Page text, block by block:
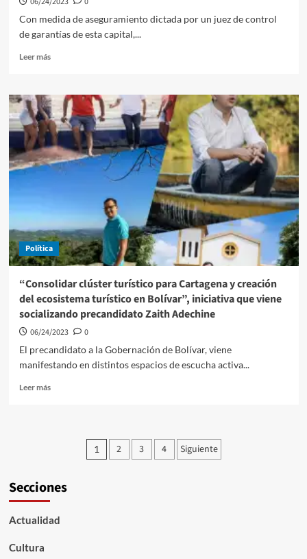
Con medida de aseguramiento dictada por un juez de control
de garantías de esta capital,...
Leer másLeer
Judicializan
a
integrantes
de
subestructura
al
servicio
del
en
Bolívar
y
Política
“Consolidar clúster turístico para Cartagena y creación
del ecosistema turístico en Bolívar”, iniciativa que viene
socializando precandidato Zaith Adechine
06/24/2023
0
El precandidato a la Gobernación de Bolívar, viene
manifestando en distintos espacios de escucha activa...
Leer másLeer
y
creación
del
Paginación
1 2 3 4 Siguiente
Secciones
Actualidad
Cultura